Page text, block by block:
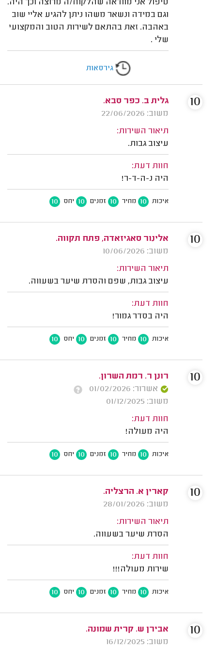
טיפול אני מוודאה שהלקוח/ה מרוצה וכך היה.
וגם במידה ונשאר משהו ניתן להגיע אליי שוב
באהבה. זאת בהתאם לשירות הטוב והמקצועי
שלי .
גירסאות
גלית ב. כפר סבא.
משוב: 22/06/2026
תיאור השירות:
עיצוב גבות.
חוות דעת:
היה נ-ה-ד-ר!
איכות 10 מחיר 10 זמנים 10 יחס 10
10
אלינור סאגיזאדה, פתח תקווה.
משוב: 10/06/2026
תיאור השירות:
עיצוב גבות, שפם והסרת שיער בשעווה.
חוות דעת:
היה בסדר גמור!
איכות 10 מחיר 10 זמנים 10 יחס 10
10
רונן ר. רמת השרון.
אשרור: 01/02/2026
משוב: 01/12/2025
חוות דעת:
היה מעולה!
איכות 10 מחיר 10 זמנים 10 יחס 10
10
קארין א. הרצליה.
משוב: 28/01/2026
תיאור השירות:
הסרת שיער בשעווה.
חוות דעת:
שירות מעולה!!!
איכות 10 מחיר 10 זמנים 10 יחס 10
10
אבירן ש. קרית שמונה.
משוב: 16/12/2025
10